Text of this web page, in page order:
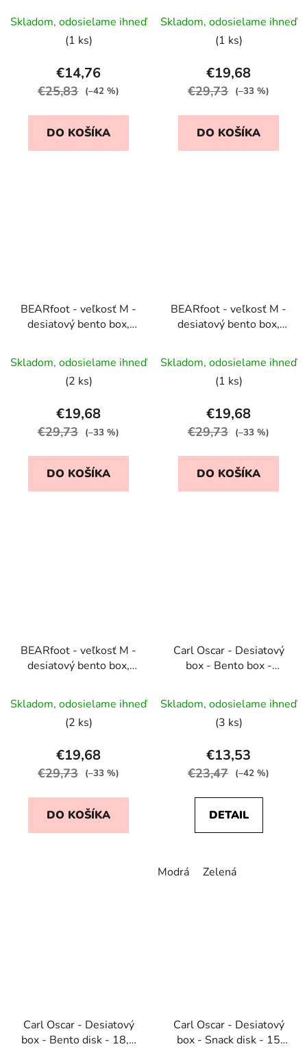
Skladom, odosielame ihneď
(1 ks)
€14,76
€25,83 (–42 %)
DO KOŠÍKA
Skladom, odosielame ihneď
(1 ks)
€19,68
€29,73 (–33 %)
DO KOŠÍKA
BEARfoot - veľkosť M -
desiatový bento box,
Skladom, odosielame ihneď
(2 ks)
€19,68
€29,73 (–33 %)
DO KOŠÍKA
BEARfoot - veľkosť M -
desiatový bento box,
Skladom, odosielame ihneď
(1 ks)
€19,68
€29,73 (–33 %)
DO KOŠÍKA
BEARfoot - veľkosť M -
desiatový bento box,
Skladom, odosielame ihneď
(2 ks)
€19,68
€29,73 (–33 %)
DO KOŠÍKA
Carl Oscar - Desiatový
box - Bento box -
Skladom, odosielame ihneď
(3 ks)
€13,53
€23,47 (–42 %)
DETAIL
Modrá Zelená
Carl Oscar - Desiatový
box - Bento disk - 18,5
Carl Oscar - Desiatový
box - Snack disk - 15